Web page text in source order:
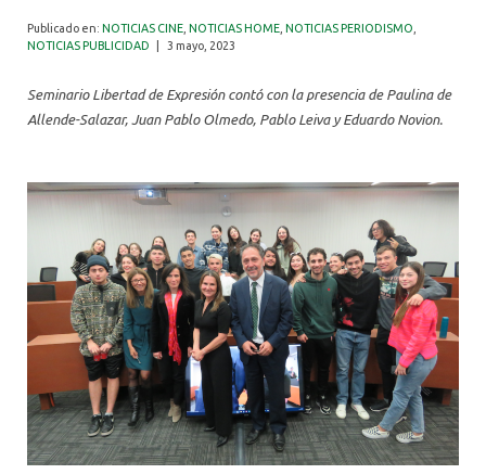
Publicado en: NOTICIAS CINE NOTICIAS HOME NOTICIAS PERIODISMO
NOTICIAS PUBLICIDAD
3 mayo, 2023
Seminario Libertad de Expresión contó con la presencia de Paulina de
Allende-Salazar, Juan Pablo Olmedo, Pablo Leiva y Eduardo Novion.